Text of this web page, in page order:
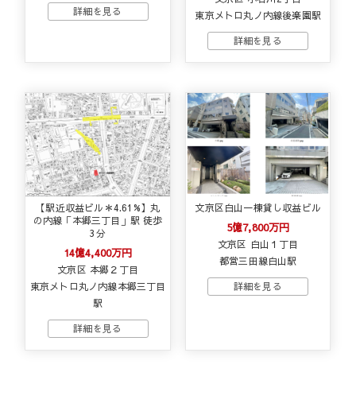
東京メトロ丸ノ内線後楽園駅
【駅近収益ビル＊4.61%】丸
の内線「本郷三丁目」駅 徒歩
3分
14億4,400万円
文京区 本郷２丁目
東京メトロ丸ノ内線本郷三丁目
駅
文京区白山一棟貸し収益ビル
5億7,800万円
文京区 白山１丁目
都営三田線白山駅